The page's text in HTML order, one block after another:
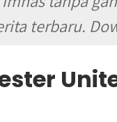
terbaru.